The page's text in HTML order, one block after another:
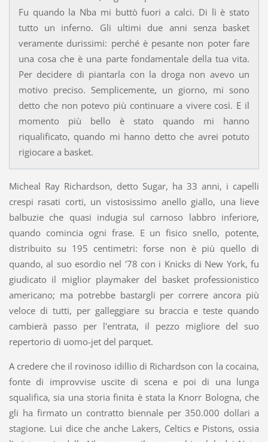
Fu quando la Nba mi buttò fuori a calci. Di lì è stato
tutto un inferno. Gli ultimi due anni senza basket
veramente durissimi: perché è pesante non poter fare
una cosa che è una parte fondamentale della tua vita.
Per decidere di piantarla con la droga non avevo un
motivo preciso. Semplicemente, un giorno, mi sono
detto che non potevo più continuare a vivere così. E il
momento più bello è stato quando mi hanno
riqualificato, quando mi hanno detto che avrei potuto
rigiocare a basket.
Micheal Ray Richardson, detto Sugar, ha 33 anni, i capelli
crespi rasati corti, un vistosissimo anello giallo, una lieve
balbuzie che quasi indugia sul carnoso labbro inferiore,
quando comincia ogni frase. E un fisico snello, potente,
distribuito su 195 centimetri: forse non è più quello di
quando, al suo esordio nel '78 con i Knicks di New York, fu
giudicato il miglior playmaker del basket professionistico
americano; ma potrebbe bastargli per correre ancora più
veloce di tutti, per galleggiare su braccia e teste quando
cambierà passo per l'entrata, il pezzo migliore del suo
repertorio di uomo-jet del parquet.
A credere che il rovinoso idillio di Richardson con la cocaina,
fonte di improvvise uscite di scena e poi di una lunga
squalifica, sia una storia finita è stata la Knorr Bologna, che
gli ha firmato un contratto biennale per 350.000 dollari a
stagione. Lui dice che anche Lakers, Celtics e Pistons, ossia